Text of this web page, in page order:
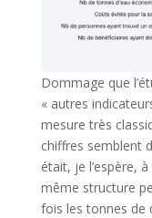
Dommage que
« autres
mesure très
chiffres semblent
était, je l’espère,
même structure
fois les tonnes de